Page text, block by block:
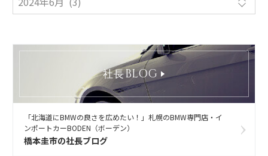
社長BLOG
「北海道にBMWの良さを広めたい！」札幌のBMW専門店・イ
ンポートカーBODEN（ボーデン）
橋本圭市の社長ブログ